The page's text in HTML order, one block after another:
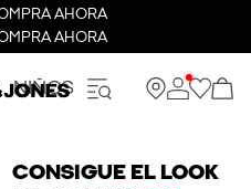
AHORA
AHORA
NIÑOS
CONSIGUE EL LOOK